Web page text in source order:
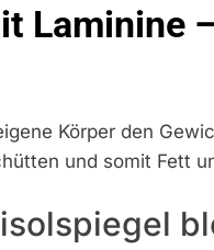
Laminine
Körper den
und somit Fett